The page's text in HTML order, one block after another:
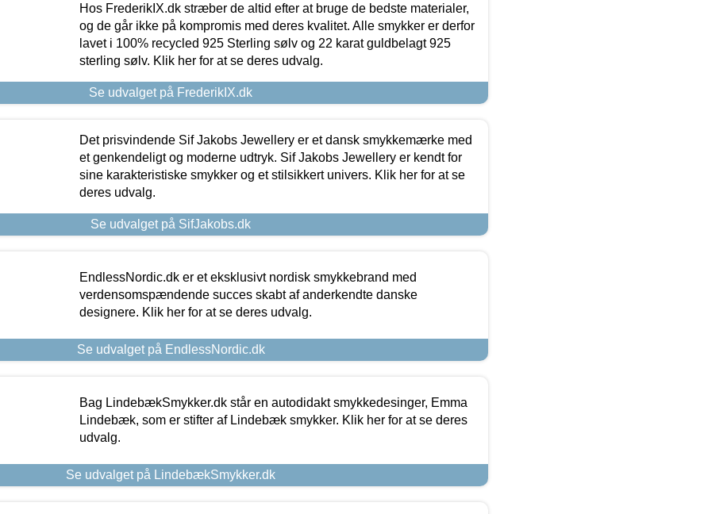
Hos FrederikIX.dk stræber de altid efter at bruge de bedste materialer,
og de går ikke på kompromis med deres kvalitet. Alle smykker er derfor
lavet i 100% recycled 925 Sterling sølv og 22 karat guldbelagt 925
sterling sølv. Klik her for at se deres udvalg.
Se udvalget på FrederikIX.dk
Det prisvindende Sif Jakobs Jewellery er et dansk smykkemærke med
et genkendeligt og moderne udtryk. Sif Jakobs Jewellery er kendt for
sine karakteristiske smykker og et stilsikkert univers. Klik her for at se
deres udvalg.
Se udvalget på SifJakobs.dk
EndlessNordic.dk er et eksklusivt nordisk smykkebrand med
verdensomspændende succes skabt af anderkendte danske
designere. Klik her for at se deres udvalg.
Se udvalget på EndlessNordic.dk
Bag LindebækSmykker.dk står en autodidakt smykkedesinger, Emma
Lindebæk, som er stifter af Lindebæk smykker. Klik her for at se deres
udvalg.
Se udvalget på LindebækSmykker.dk